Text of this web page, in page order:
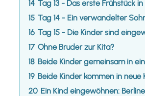
14 Tag 13 - Das erste Frühstück
15 Tag 14 - Ein verwandelter
16 Tag 15 - Die Kinder sind
17 Ohne Bruder zur Kita?
18 Beide Kinder gemeinsam in
19 Beide Kinder kommen in
20 Ein Kind eingewöhnen: